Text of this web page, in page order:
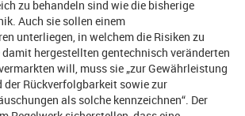
zu behandeln sind wie die bisherige
Auch sie sollen einem
unterliegen, in welchem die Risiken zu
damit hergestellten gentechnisch veränderten
will, muss sie „zur Gewährleistung
der Rückverfolgbarkeit sowie zur
als solche kennzeichnen“. Der